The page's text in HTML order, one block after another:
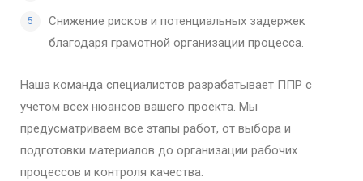
Снижение рисков и потенциальных задержек
благодаря грамотной организации процесса.
Наша команда специалистов разрабатывает ППР с
учетом всех нюансов вашего проекта. Мы
предусматриваем все этапы работ, от выбора и
подготовки материалов до организации рабочих
процессов и контроля качества.